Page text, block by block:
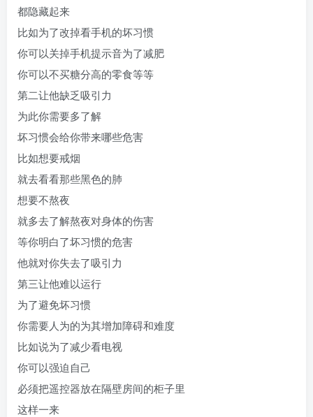
都隐藏起来
比如为了改掉看手机的坏习惯
你可以关掉手机提示音为了减肥
你可以不买糖分高的零食等等
第二让他缺乏吸引力
为此你需要多了解
坏习惯会给你带来哪些危害
比如想要戒烟
就去看看那些黑色的肺
想要不熬夜
就多去了解熬夜对身体的伤害
等你明白了坏习惯的危害
他就对你失去了吸引力
第三让他难以运行
为了避免坏习惯
你需要人为的为其增加障碍和难度
比如说为了减少看电视
你可以强迫自己
必须把遥控器放在隔壁房间的柜子里
这样一来